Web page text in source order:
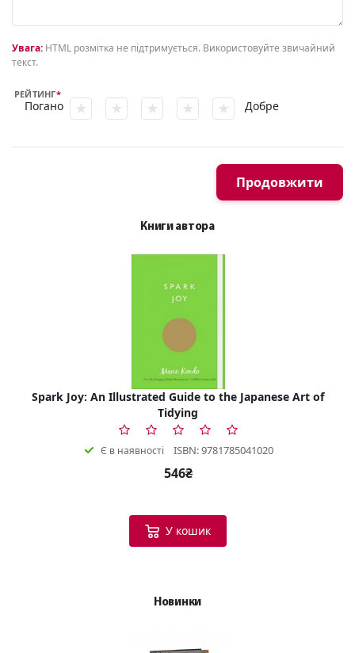
Увага: HTML розмітка не підтримується. Використовуйте звичайний
текст.
РЕЙТИНГ
Погано Добре
Продовжити
Книги автора
Spark Joy: An Illustrated Guide to the Japanese Art of
Tidying
Є в наявності ISBN: 9781785041020
546₴
У кошик
Новинки